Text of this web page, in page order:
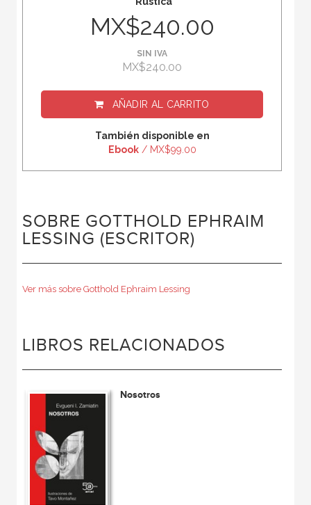
MX$240.00
SIN IVA
MX$240.00
AÑADIR AL CARRITO
También disponible en
Ebook/ MX$99.00
SOBRE GOTTHOLD EPHRAIM
LESSING (ESCRITOR)
Ver más sobre Gotthold Ephraim Lessing
LIBROS RELACIONADOS
Nosotros